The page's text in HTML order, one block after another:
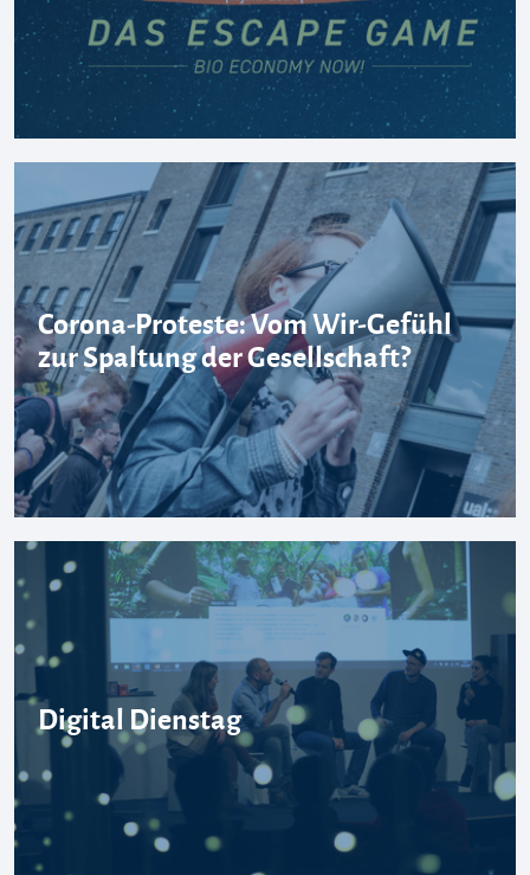
Corona-Proteste: Vom Wir-Gefühl
zur Spaltung der Gesellschaft?
Digital Dienstag